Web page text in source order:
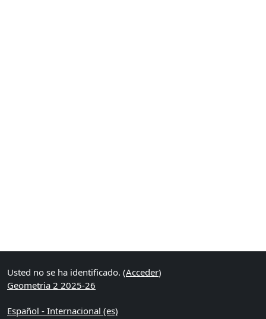
Usted no se ha identificado. (Acceder)
Geometria 2 2025-26
Español - Internacional ‎(es)‎